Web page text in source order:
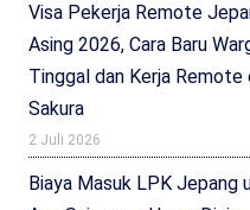
Visa Pekerja Remote
Asing 2026, Cara Baru
Tinggal dan Kerja Remote
Sakura
2 Juli 2026
Biaya Masuk LPK Jepang